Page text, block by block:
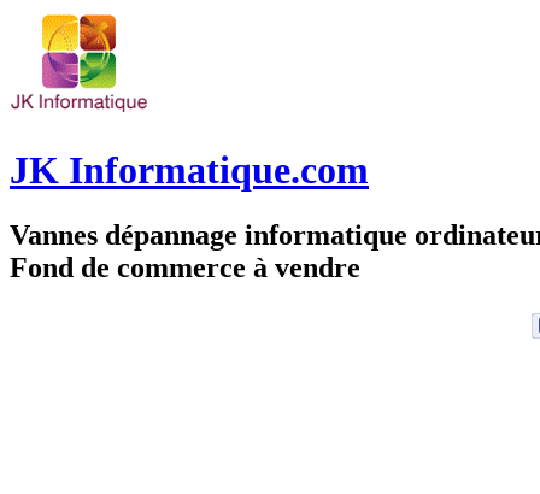
JK Informatique.com
Vannes dépannage informatique
Fond de commerce à vendre